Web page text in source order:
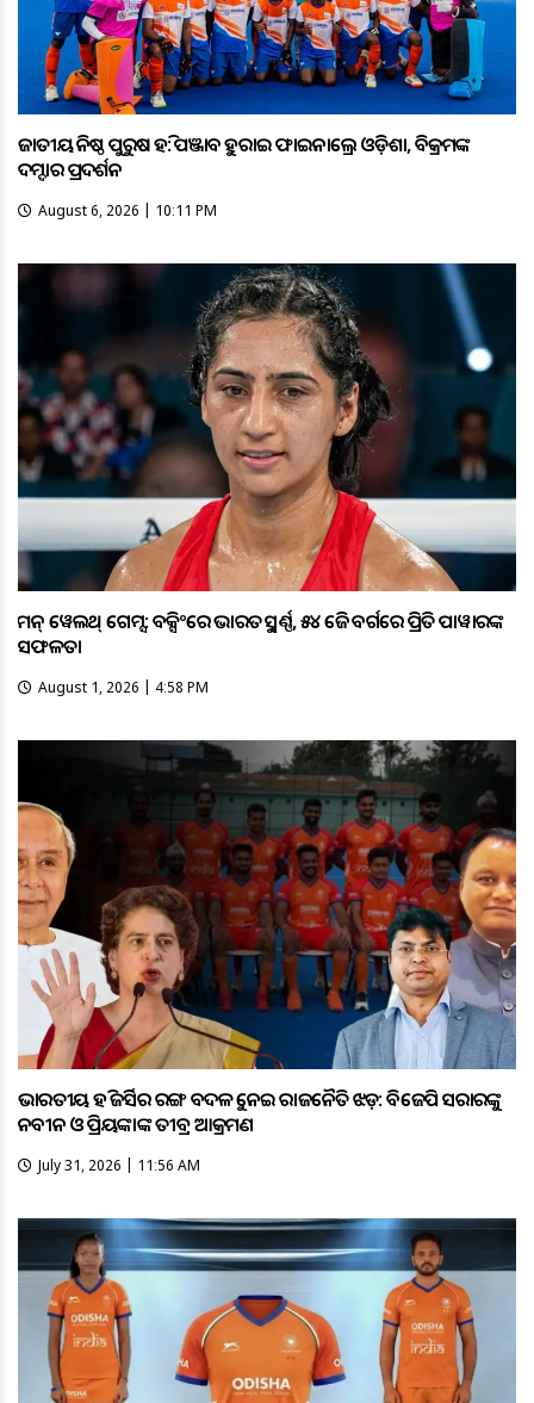
ଜାତୀୟ କନିଷ୍ଠ ପୁରୁଷ ହକି: ପଞ୍ଜାବକୁ ହରାଇ ଫାଇନାଲ୍ରେ ଓଡ଼ିଶା, ବିକ୍ରମଙ୍କ
ଦମ୍ଦାର ପ୍ରଦର୍ଶନ
August 6, 2026 | 10:11 PM
କମନ୍ ୱେଲଥ୍ ଗେମ୍ସ: ବକ୍ସିଂରେ ଭାରତକୁ ସ୍ବର୍ଣ୍ଣ, ୫୪ କେଜି ବର୍ଗରେ ପ୍ରିତି ପାୱାରଙ୍କ
ସଫଳତା
August 1, 2026 | 4:58 PM
ଭାରତୀୟ ହକି ଜର୍ସିର ରଙ୍ଗ ବଦଳକୁ ନେଇ ରାଜନୈତିକ ଝଡ଼: ବିଜେପି ସରକାରଙ୍କୁ
ନବୀନ ଓ ପ୍ରିୟଙ୍କାଙ୍କ ତୀବ୍ର ଆକ୍ରମଣ
July 31, 2026 | 11:56 AM